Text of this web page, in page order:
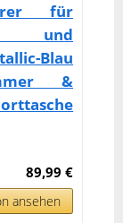
für
und
Blau
&
89,99 €
ansehen